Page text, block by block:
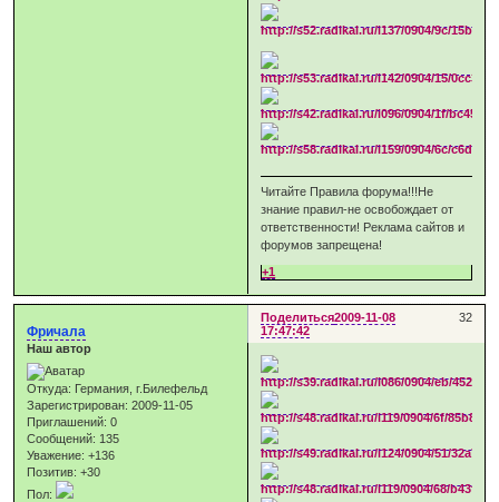
Читайте Правила форума!!!Не
знание правил-не освобождает от
ответственности! Реклама сайтов и
форумов запрещена!
+1
Поделиться 32
2009-11-08
17:47:42
Фричала
Наш автор
Откуда: Германия, г.Билефельд
Зарегистрирован: 2009-11-05
Приглашений: 0
Сообщений: 135
Уважение: +136
Позитив: +30
Пол: